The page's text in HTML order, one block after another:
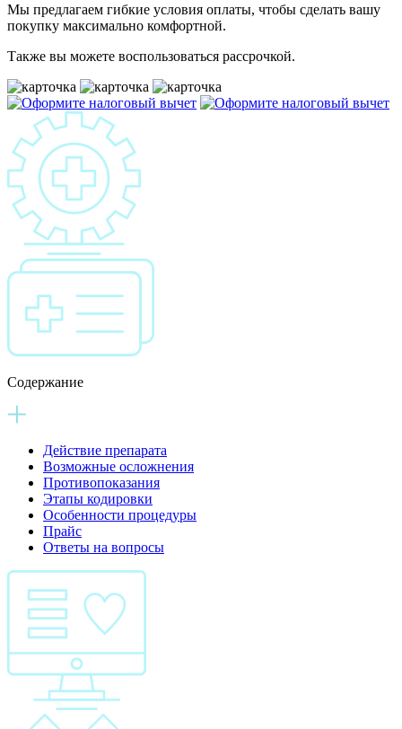
Мы предлагаем гибкие условия оплаты, чтобы сделать вашу
покупку максимально комфортной.
Также вы можете воспользоваться рассрочкой.
Содержание
Действие препарата
Возможные осложнения
Противопоказания
Этапы кодировки
Особенности процедуры
Прайс
Ответы на вопросы